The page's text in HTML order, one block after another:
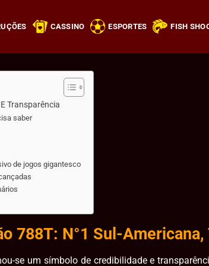
CASSINO ESPORTES FISH
Transparência
saber
de jogos gigantesco
788T: N°1 Sul-Americana,
se um símbolo de credibilidade e